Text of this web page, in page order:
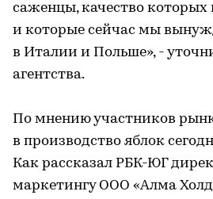
саженцы, качество которых
и которые сейчас мы
в Италии и Польше», -
агентства.
По мнению участников
в производство яблок
Как рассказал РБК-ЮГ
маркетингу ООО «Алма